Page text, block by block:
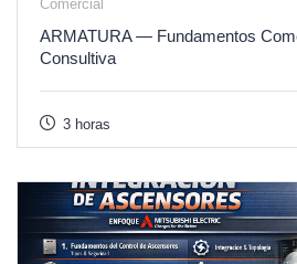
Comercial
ARMATURA — Fundamentos
Consultiva
3 horas